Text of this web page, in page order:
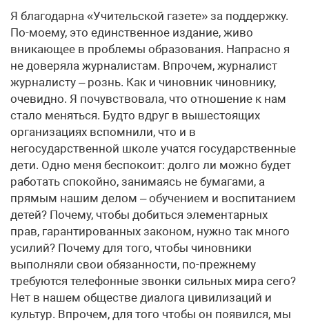
Я благодарна «Учительской газете» за поддержку.
По-моему, это единственное издание, живо
вникающее в проблемы образования. Напрасно я
не доверяла журналистам. Впрочем, журналист
журналисту – рознь. Как и чиновник чиновнику,
очевидно. Я почувствовала, что отношение к нам
стало меняться. Будто вдруг в вышестоящих
организациях вспомнили, что и в
негосударственной школе учатся государственные
дети. Одно меня беспокоит: долго ли можно будет
работать спокойно, занимаясь не бумагами, а
прямым нашим делом – обучением и воспитанием
детей? Почему, чтобы добиться элементарных
прав, гарантированных законом, нужно так много
усилий? Почему для того, чтобы чиновники
выполняли свои обязанности, по-прежнему
требуются телефонные звонки сильных мира сего?
Нет в нашем обществе диалога цивилизаций и
культур. Впрочем, для того чтобы он появился, мы